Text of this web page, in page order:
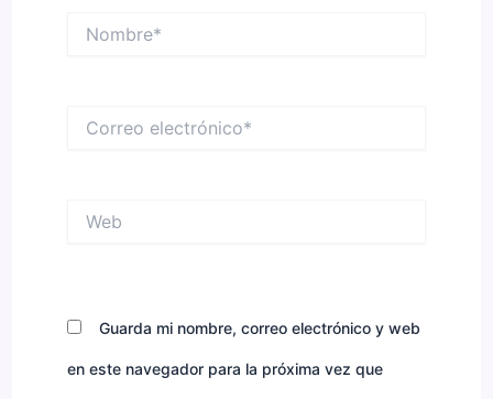
electrónico*
Guarda mi nombre, correo electrónico y web
en este navegador para la próxima vez que